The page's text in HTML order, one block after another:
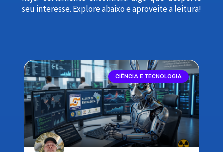
seu interesse. Explore abaixo e aproveite a leitura!
CIÊNCIA E TECNOLOGIA